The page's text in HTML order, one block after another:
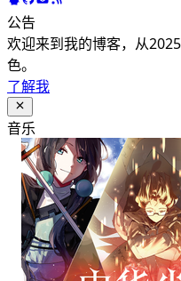
公告
欢迎来到我的博客，从
色。
了解我
音乐